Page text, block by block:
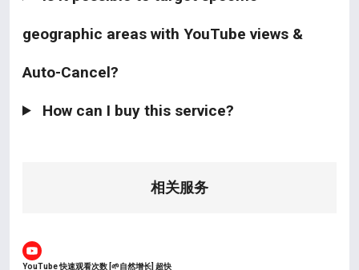
geographic areas with YouTube views &
Auto-Cancel?
How can I buy this service?
相关服务
YouTube 快速观看次数 [🌱自然增长] 超快